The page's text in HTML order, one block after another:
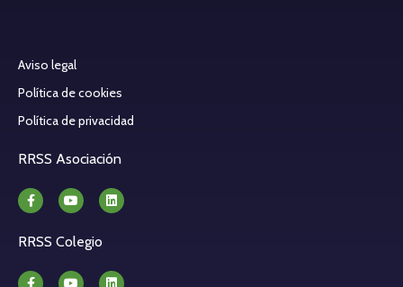
Aviso legal
Política de cookies
Política de privacidad
RRSS Asociación
RRSS Colegio